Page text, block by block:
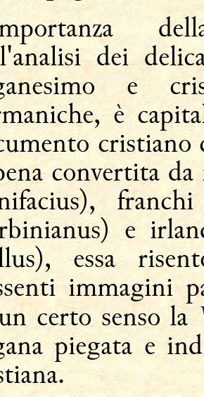
dei
e
è
cristiano
convertita
e
essa
immagini
certo senso la
piegata e